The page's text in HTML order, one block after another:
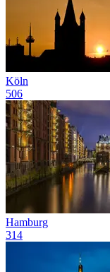
Köln
506
Hamburg
314